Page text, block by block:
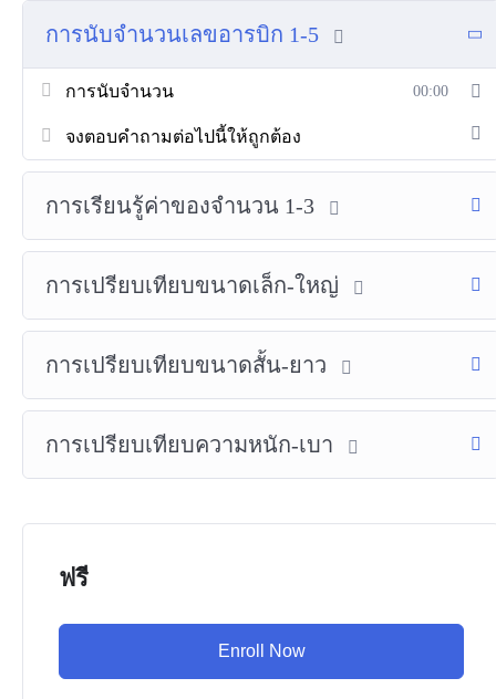
การนับจำนวนเลขอารบิก 1-5
การนับจำนวน 00:00
จงตอบคำถามต่อไปนี้ให้ถูกต้อง
การเรียนรู้ค่าของจำนวน 1-3
การเปรียบเทียบขนาดเล็ก-ใหญ่
การเปรียบเทียบขนาดสั้น-ยาว
การเปรียบเทียบความหนัก-เบา
ฟรี
Enroll Now